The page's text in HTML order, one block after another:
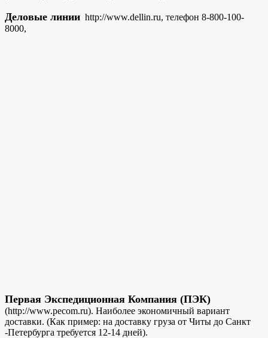
Деловые линии http://www.dellin.ru, телефон 8-800-100-
8000,
Первая Экспедиционная Компания (ПЭК)
(http://www.pecom.ru). Наиболее экономичный вариант
доставки. (Как пример: на доставку груза от Читы до Санкт
-Петербурга требуется 12-14 дней).